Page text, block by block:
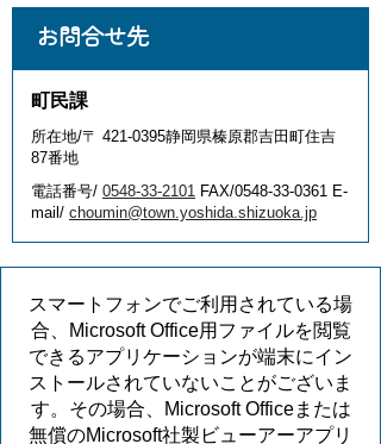
お問合せ先
町民課
所在地/〒 421-0395静岡県榛原郡吉田町住吉
87番地
電話番号/ 0548-33-2101 FAX/0548-33-0361 E-
mail/ choumin@town.yoshida.shizuoka.jp
スマートフォンでご利用されている場
合、Microsoft Office用ファイルを閲覧
できるアプリケーションが端末にイン
ストールされていないことがございま
す。その場合、Microsoft Officeまたは
無償のMicrosoft社製ビューアーアプリ